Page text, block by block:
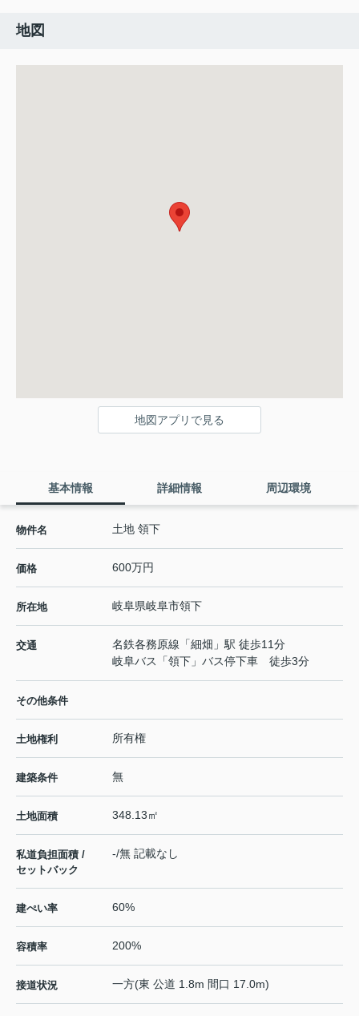
地図
地図アプリで見る
基本情報 詳細情報 周辺環境
物件名 土地 領下
価格 600万円
所在地 岐阜県岐阜市領下
交通 名鉄各務原線 「細畑 」駅 徒歩11分
岐阜バス「領下」バス停下車 徒歩3分
その他条件
土地権利 所有権
建築条件 無
土地面積 348.13㎡
私道負担面積 /
セットバック
-/無 記載なし
建ぺい率 60%
容積率 200%
接道状況 一方(東 公道 1.8m 間口 17.0m)